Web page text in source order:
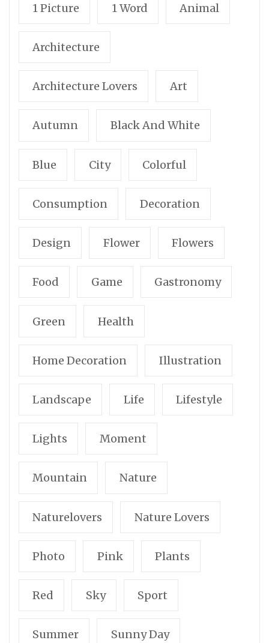
1 Picture 1 Word Animal
Architecture
Architecture Lovers Art
Autumn Black And White
Blue City Colorful
Consumption Decoration
Design Flower Flowers
Food Game Gastronomy
Green Health
Home Decoration Illustration
Landscape Life Lifestyle
Lights Moment
Mountain Nature
Naturelovers Nature Lovers
Photo Pink Plants
Red Sky Sport
Summer Sunny Day